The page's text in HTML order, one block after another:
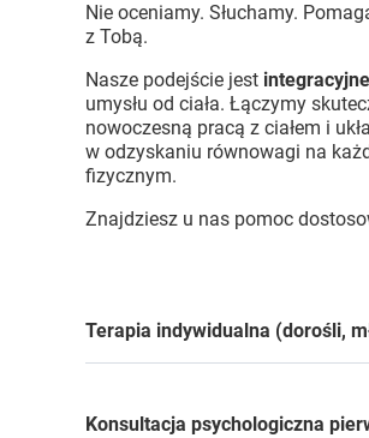
Terapia indywidualna (dorośli,
Konsultacja psychologiczna
Nie oceniamy. Słuchamy.
z Tobą.
Nasze podejście jest
umysłu od ciała. Łączymy
nowoczesną pracą z ciałem i
w odzyskaniu równowagi na
fizycznym.
Znajdziesz u nas pomoc